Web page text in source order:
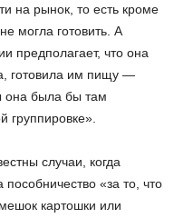
на рынок, то есть кроме
могла готовить. А
предполагает, что она
готовила им пищу —
она была бы там
группировке».
случаи, когда
«за то, что
картошки или